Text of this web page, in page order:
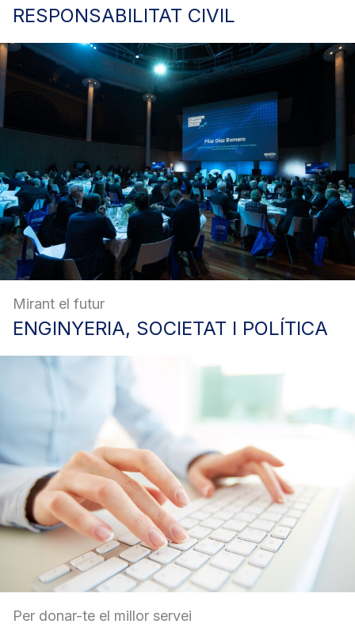
RESPONSABILITAT CIVIL
Mirant el futur
ENGINYERIA, SOCIETAT I POLÍTICA
Per donar-te el millor servei